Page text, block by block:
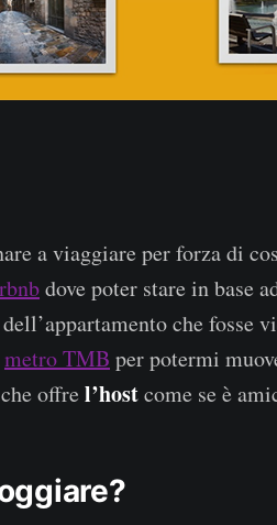
a viaggiare per forza di
dove poter stare in base
dell’appartamento che fosse
metro TMB per potermi
che offre l’hostcome se è